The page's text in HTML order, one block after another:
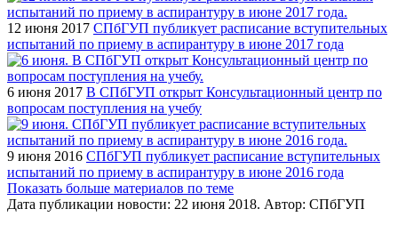
12 июня 2017 СПбГУП публикует расписание вступительных
испытаний по приему в аспирантуру в июне 2017 года
6 июня 2017 В СПбГУП открыт Консультационный центр по
вопросам поступления на учебу
9 июня 2016 СПбГУП публикует расписание вступительных
испытаний по приему в аспирантуру в июне 2016 года
Показать больше материалов по теме
Дата публикации новости: 22 июня 2018. Автор: СПбГУП